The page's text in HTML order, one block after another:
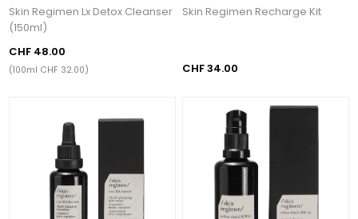
Skin Regimen Lx Detox Cleanser
(150ml)
CHF 48.00
(100ml CHF 32.00)
Skin Regimen Recharge Kit
CHF 34.00